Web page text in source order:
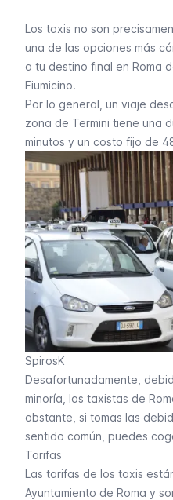
Los taxis no son
una de las opciones más
a tu destino final en Roma
Fiumicino.
Por lo general, un viaje
zona de Termini tiene una
minutos y un costo fijo de
SpirosK
Desafortunadamente,
minoría, los taxistas de
obstante, si tomas las
sentido común, puedes
Tarifas
Las tarifas de los taxis
Ayuntamiento de Roma y